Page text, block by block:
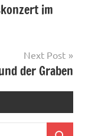
im
Next Post
der Graben